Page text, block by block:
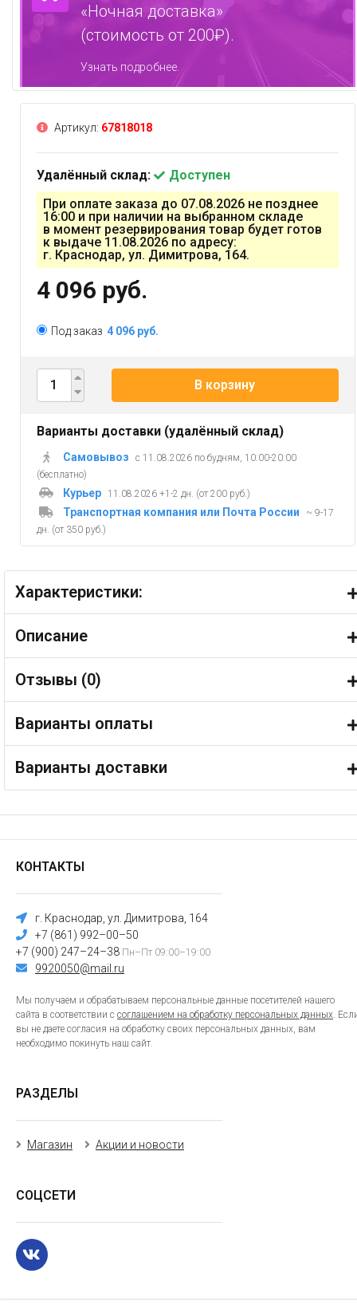
«Ночная доставка»
(стоимость от 200₽).
Узнать подробнее.
Артикул: 67818018
Удалённый склад:
Доступен
При оплате заказа до 07.08.2026 не позднее
16:00 и при наличии на выбранном складе
в момент резервирования товар будет готов
к выдаче 11.08.2026 по адресу:
г. Краснодар, ул. Димитрова, 164.
4 096 руб.
Под заказ 4 096 руб.
В корзину
Варианты доставки (удалённый склад)
Самовывоз
с 11.08.2026 по будням, 10:00-20:00
(бесплатно)
Курьер 11.08.2026 +1-2 дн. (от 200 руб.)
Транспортная компания или Почта России
~ 9-17
дн. (от 350 руб.)
Характеристики:
Описание
Отзывы (0)
Варианты оплаты
Варианты доставки
КОНТАКТЫ
г. Краснодар, ул. Димитрова, 164
+7 (861) 992–00–50
+7 (900) 247–24–38 Пн–Пт 09:00–19:00
9920050@mail.ru
Мы получаем и обрабатываем персональные данные посетителей нашего
сайта в соответствии с соглашением на обработку персональных данных.
вы не даете согласия на обработку своих персональных данных, вам
необходимо покинуть наш сайт.
РАЗДЕЛЫ
Магазин Акции и новости
СОЦСЕТИ